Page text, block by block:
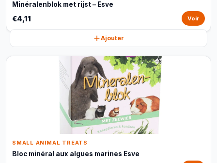
Minéralenblok met rijst – Esve
€4,11 Voir
Ajouter
SMALL ANIMAL TREATS
Bloc minéral aux algues marines Esve